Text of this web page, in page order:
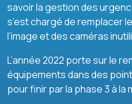
savoir la gestion des
s’est chargé de remplacer
l’image et des caméras
L’année 2022 porte sur le
équipements dans des
pour finir par la phase 3 à